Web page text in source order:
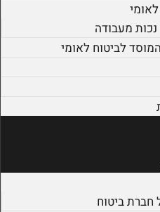
מעבודה
לביטוח לאומי
חברת ביטוח